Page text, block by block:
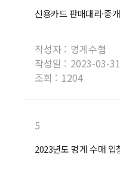
신용카드 판매대리·중
작성자 : 멍게수협
작성일 : 2023-03-31
조회 : 1204
5
2023년도 멍게 수매 입